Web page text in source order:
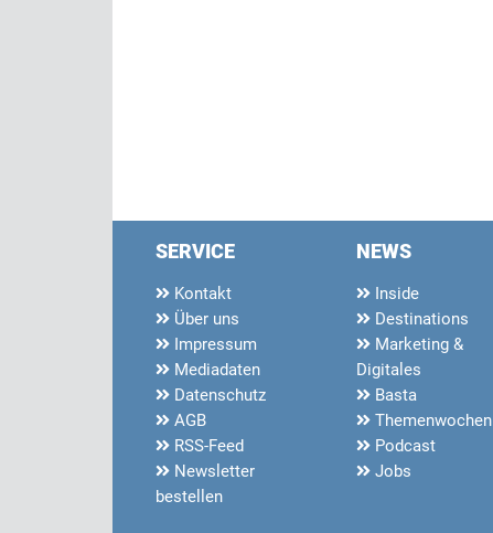
SERVICE
Kontakt
Über uns
Impressum
Mediadaten
Datenschutz
AGB
RSS-Feed
Newsletter
bestellen
NEWS
Inside
Destinations
Marketing &
Digitales
Basta
Themenwochen
Podcast
Jobs